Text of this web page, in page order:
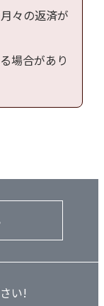
々の返済が
場合があり
い!